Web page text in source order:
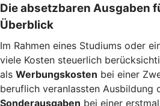
Die absetzbaren Ausgaben
Überblick
Im Rahmen eines Studiums oder
viele Kosten steuerlich
als Werbungskosten bei einer
beruflich veranlassten Ausbildung
Sonderausgaben bei einer